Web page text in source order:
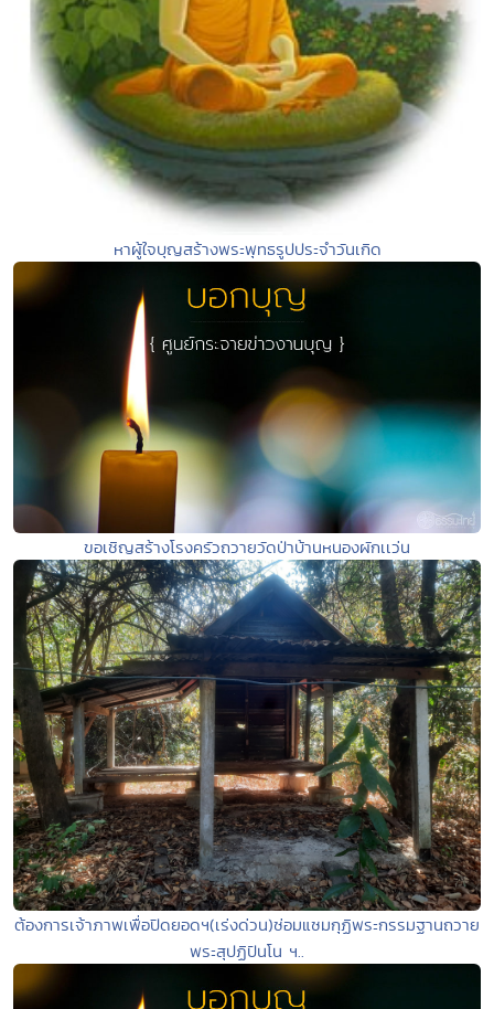
หาผู้ใจบุญสร้างพระพุทธรูปประจำวันเกิด
ขอเชิญสร้างโรงครัวถวายวัดป่าบ้านหนองผักเเว่น
ต้องการเจ้าภาพเพื่อปิดยอดฯ(เร่งด่วน)ซ่อมแซมกุฏิพระกรรมฐานถวาย
พระสุปฏิปันโน ฯ..